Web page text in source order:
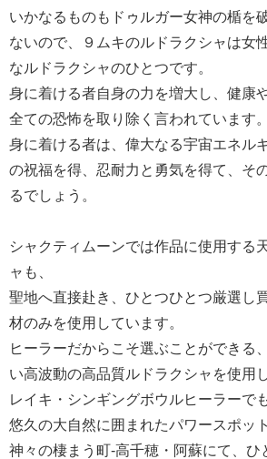
いかなるものもドゥルガー女神の楯を
ないので、９ムキのルドラクシャは女
なルドラクシャのひとつです。
身に着ける者自身の力を増大し、健康
全ての恐怖を取り除く言われています。
身に着ける者は、偉大なる宇宙エネル
の祝福を得、忍耐力と勇気を得て、そ
るでしょう。
シャクティムーンでは作品に使用する
ャも、
聖地へ直接赴き、ひとつひとつ厳選し
材のみを使用しています。
ヒーラーだからこそ選ぶことができる
い高波動の高品質ルドラクシャを使用し
レイキ・シンギングボウルヒーラーで
悠久の大自然に囲まれたパワースポッ
神々の棲まう町-高千穂・阿蘇にて、ひ